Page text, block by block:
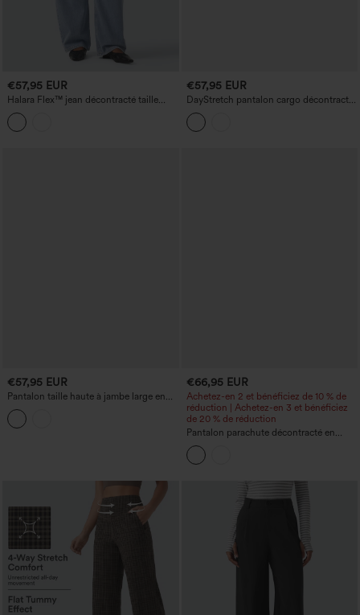
€57,95 EUR
Halara Flex™ jean décontracté taille
haute à coupe 'barrel' avec poches
€57,95 EUR
DayStretch pantalon cargo décontracté
taille haute, gainant et rehaussant les
fesses, avec poches
€57,95 EUR
Pantalon taille haute à jambe large en
simili cuir PU, doublure polaire, style
décontracté, avec poches.
€66,95 EUR
Achetez-en 2 et bénéficiez de 10 % de
réduction | Achetez-en 3 et bénéficiez
de 20 % de réduction
Pantalon parachute décontracté en
polaire, taille haute et coupe large, avec
poches